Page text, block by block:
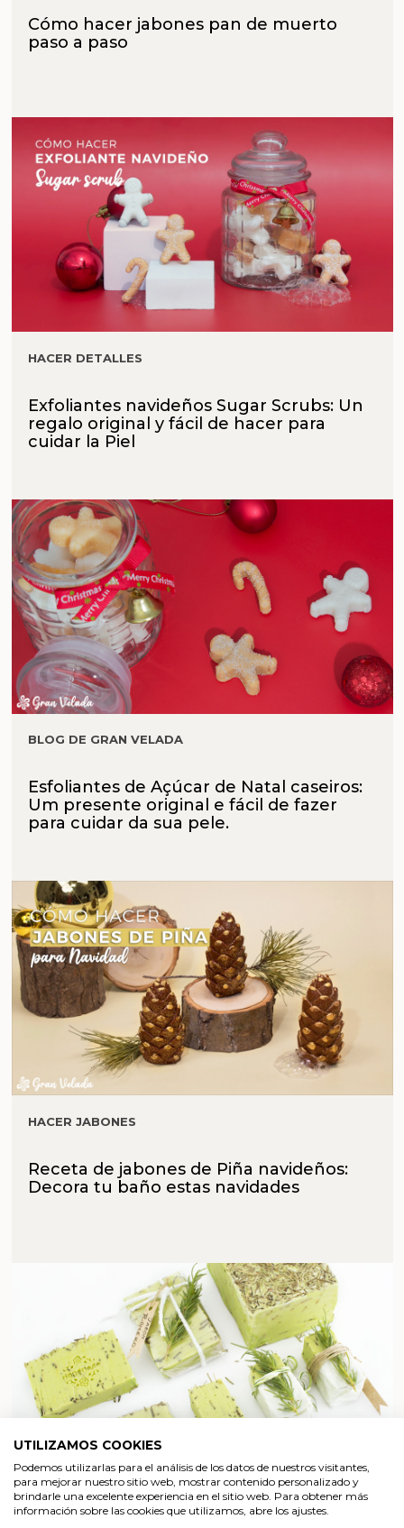
Cómo hacer jabones pan de muerto
paso a paso
HACER DETALLES
Exfoliantes navideños Sugar Scrubs: Un
regalo original y fácil de hacer para
cuidar la Piel
BLOG DE GRAN VELADA
Esfoliantes de Açúcar de Natal caseiros:
Um presente original e fácil de fazer
para cuidar da sua pele.
HACER JABONES
Receta de jabones de Piña navideños:
Decora tu baño estas navidades
BLOG DE GRAN VELADA
UTILIZAMOS COOKIES
Podemos utilizarlas para el análisis de los datos de nuestros visitantes,
para mejorar nuestro sitio web, mostrar contenido personalizado y
brindarle una excelente experiencia en el sitio web. Para obtener más
información sobre las cookies que utilizamos, abre los ajustes.